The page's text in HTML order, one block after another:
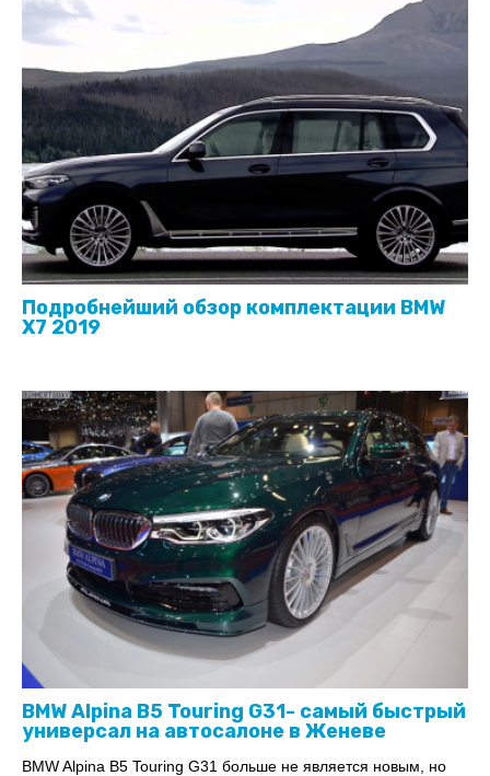
Подробнейший обзор комплектации BMW
X7 2019
BMW Alpina B5 Touring G31- самый быстрый
универсал на автосалоне в Женеве
BMW Alpina B5 Touring G31 больше не является новым, но